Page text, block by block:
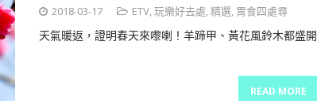
2018-03-17 ETV,玩樂好去處,精選, 胃食四處尋
天氣暖返，證明春天來嚟喇！羊蹄甲、黃花風鈴木都盛開
READ MORE